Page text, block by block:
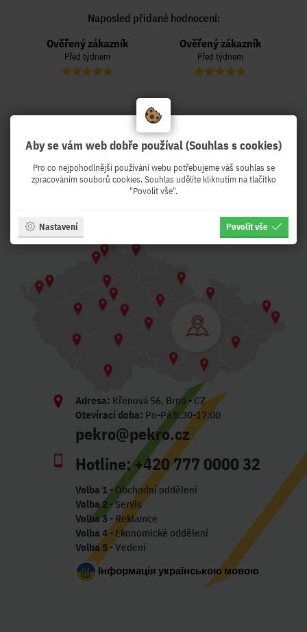
Naposled přidané hodnocení:
Ověřený zákazník
Před týdnem
Ověřený zákazník
Před týdnem
PeKro - IT eshop, ale se
službami !
Z Brna expedujeme druhý pracovní den k
Adresa: Křenová 56, Brno - CZ
Otevírací doba: Po-Pá 8:30-17:00
pekro@pekro.cz
Hotline:+420 777 0000 32
Volba 1- Obchodní oddělení
Volba 2 - Servis
Volba 3 - Reklamce
Volba 4- Ekonomické oddělení
Volba 5- Vedení
Інформація українською мовою
Aby se vám web dobře používal (Souhlas s cookies)
Pro co nejpohodlnější používání webu potřebujeme váš souhlas se
zpracováním souborů cookies. Souhlas udělíte kliknutím na tlačítko
"Povolit vše".
Nastavení Povolit vše